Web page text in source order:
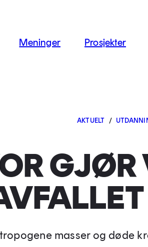
Meninger Prosjekter
AKTUELT /
GJØR
masser og døde